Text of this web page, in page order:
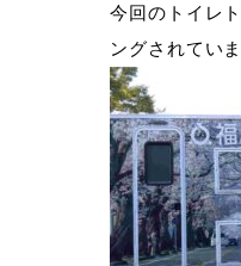
今回のトイレ
ングされていま